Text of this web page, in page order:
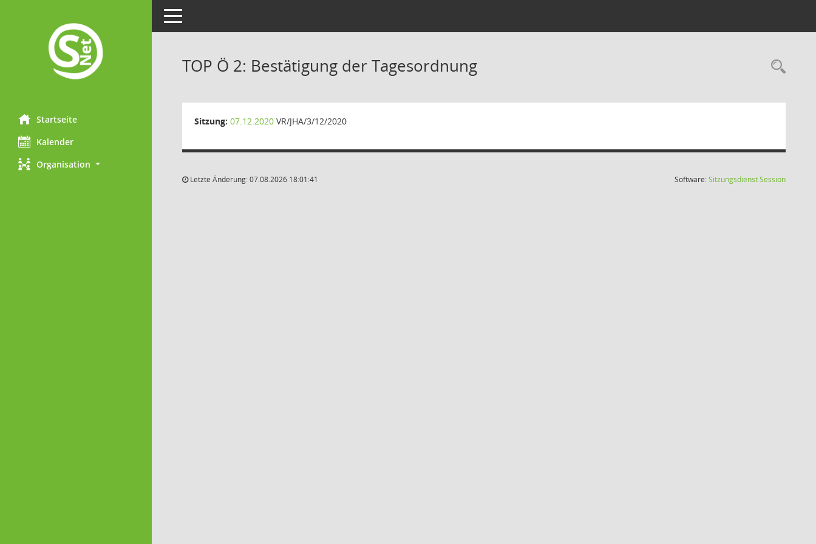
Startseite
Kalender
Organisation
Toggle navigation
TOP Ö 2: Bestätigung der Tagesordnung
Sitzung: 07.12.2020 VR/JHA/3/12/2020
Letzte Änderung: 07.08.2026 18:01:41 Software:SitzungsdienstSession(Wird in